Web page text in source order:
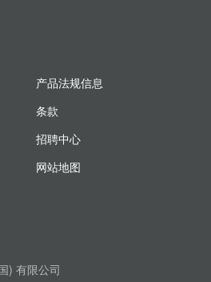
产品法规信息
条款
招聘中心
网站地图
) 有限公司